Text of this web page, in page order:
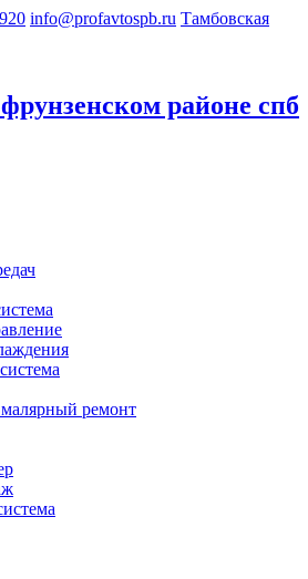
info@profavtospb.ru Тамбовская
районе спб
ремонт